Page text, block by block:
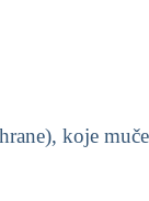
koje